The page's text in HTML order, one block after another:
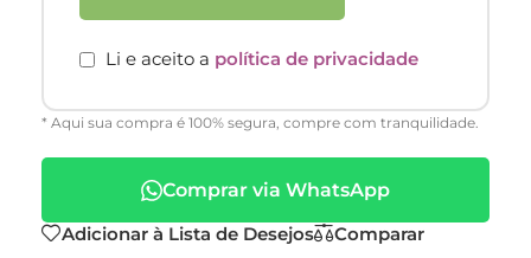
Li e aceito a política de privacidade
* Aqui sua compra é 100% segura, compre com tranquilidade.
Comprar via WhatsApp
Adicionar à Lista de Desejos
Comparar